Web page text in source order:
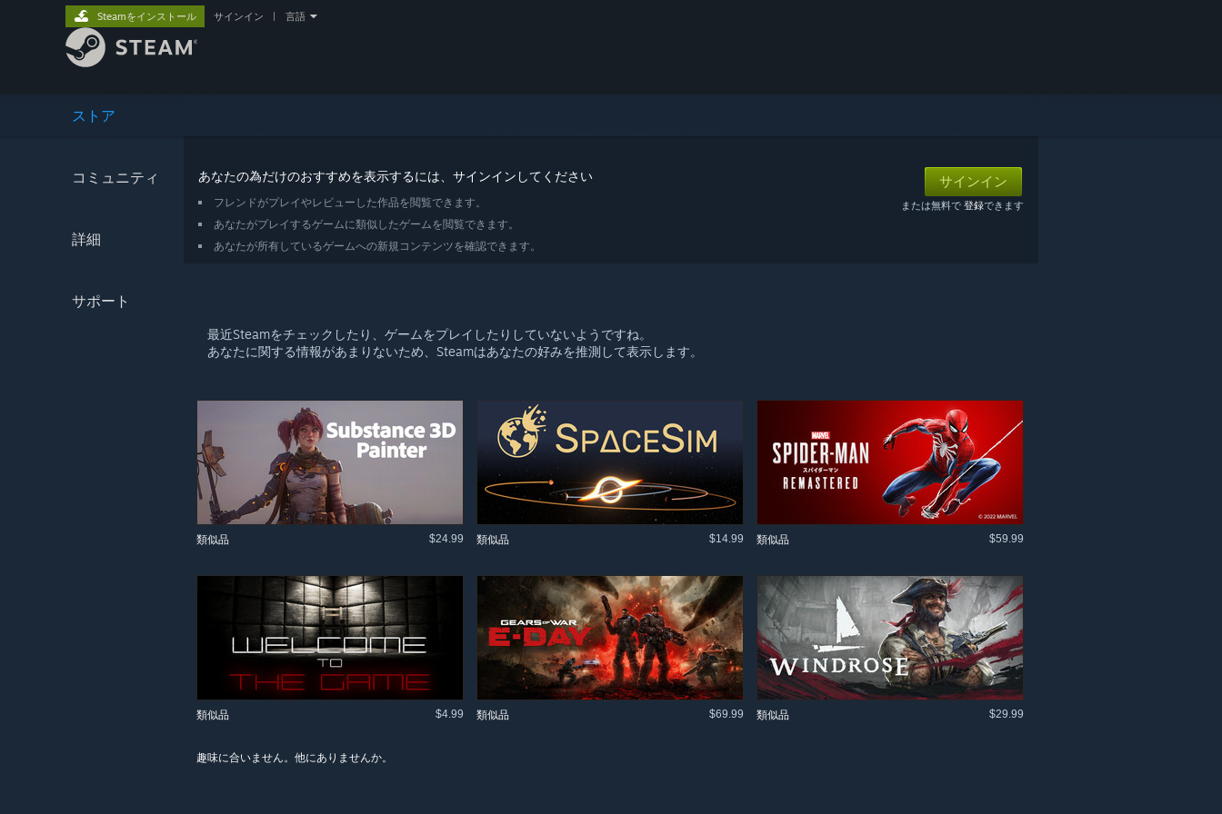
ストア
コミュニティ
詳細
サポート
Steamをインストール サインイン 言語
サインイン
または無料で 登録できます
あなたの為だけのおすすめを表示するには、サインインしてください
フレンドがプレイやレビューした作品を閲覧できます。
あなたがプレイするゲームに類似したゲームを閲覧できます。
あなたが所有しているゲームへの新規コンテンツを確認できます。
最近Steamをチェックしたり、ゲームをプレイしたりしていないようですね。
あなたに関する情報があまりないため、Steamはあなたの好みを推測して表示します。
$24.99
類似品 $14.99
類似品 $59.99
類似品
$4.99
類似品 $69.99
類似品 $29.99
類似品
趣味に合いません。他にありませんか。